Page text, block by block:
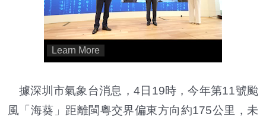
據深圳市氣象台消息，4日19時，今年第11號颱
風「海葵」距離閩粵交界偏東方向約175公里，未